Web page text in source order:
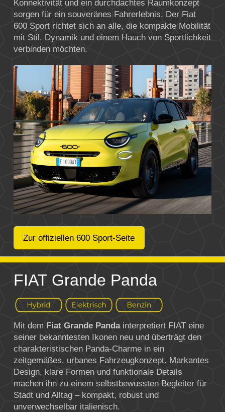
Konnektivität und ein durchdachtes Raumkonzept
sorgen für ein souveränes Fahrerlebnis. Der Fiat
600 Sport richtet sich an alle, die kompakte Mobilität
mit Stil, Dynamik und einem Hauch von Sportlichkeit
verbinden möchten.
Zur offiziellen 600 Sport-Seite
FIAT Grande Panda
Mit dem Fiat Grande Pandainterpretiert FIATeine
seiner bekanntesten Ikonen neu und überträgt den
charakteristischen Panda-Charme in ein
zeitgemäßes, urbanes Fahrzeugkonzept. Markantes
Design, klare Formen und funktionale Details
machen ihn zu einem selbstbewussten Begleiter für
Stadt und Alltag – kompakt, robust und
unverwechselbar italienisch.